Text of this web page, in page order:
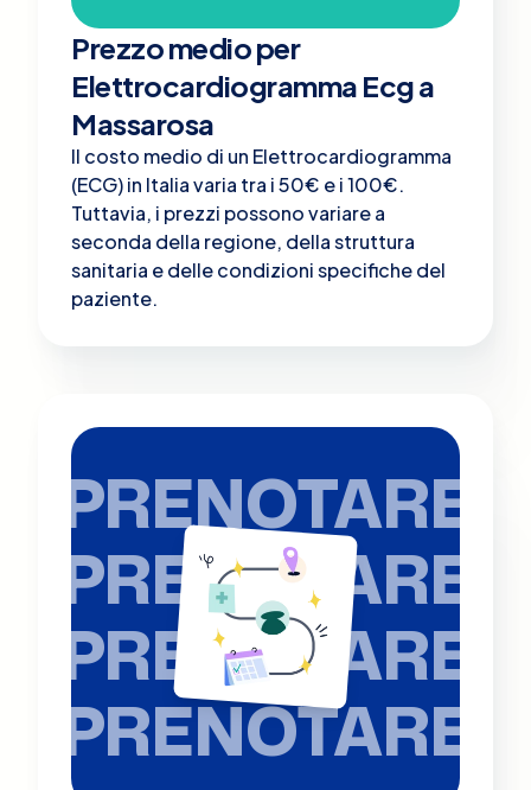
Prezzo medio per
Elettrocardiogramma Ecg a
Massarosa
Il costo medio di un Elettrocardiogramma
(ECG) in Italia varia tra i 50€ e i 100€.
Tuttavia, i prezzi possono variare a
seconda della regione, della struttura
sanitaria e delle condizioni specifiche del
paziente.
PRENOTARE
PRENOTARE
PRENOTARE
PRENOTARE